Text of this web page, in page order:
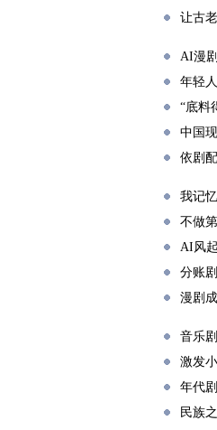
让古
AI漫
年轻
“底料
中国
依剧
我记
不做
AI风
分账
漫剧
音乐
激发
年代
民族